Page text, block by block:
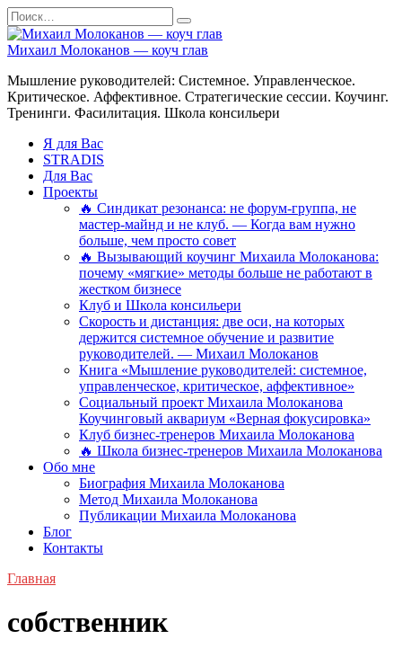
Перейти
к
содержанию
Search
for:
Михаил Молоканов — коуч глав
Мышление руководителей: Системное. Управленческое.
Критическое. Аффективное. Стратегические сессии. Коучинг.
Тренинги. Фасилитация. Школа консильери
Я для Вас
STRADIS
Для Вас
Проекты
🔥 Синдикат резонанса: не форум-группа, не
мастер-майнд и не клуб. — Когда вам нужно
больше, чем просто совет
🔥 Вызывающий коучинг Михаила Молоканова:
почему «мягкие» методы больше не работают в
жестком бизнесе
Клуб и Школа консильери
Скорость и дистанция: две оси, на которых
держится системное обучение и развитие
руководителей. — Михаил Молоканов
Книга «Мышление руководителей: системное,
управленческое, критическое, аффективное»
Социальный проект Михаила Молоканова
Коучинговый аквариум «Верная фокусировка»
Клуб бизнес-тренеров Михаила Молоканова
🔥 Школа бизнес-тренеров Михаила Молоканова
Обо мне
Биография Михаила Молоканова
Метод Михаила Молоканова
Публикации Михаила Молоканова
Блог
Контакты
Главная
собственник